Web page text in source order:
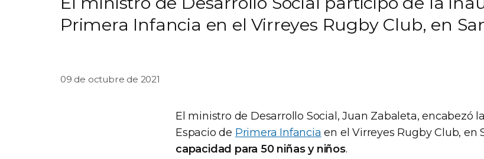
Primera Infancia en el Virreyes Rugby Club, en
09 de octubre de 2021
El ministro de Desarrollo Social, Juan Zabaleta, encabezó
Espacio de Primera Infancia en el Virreyes Rugby Club, en
capacidad para 50 niñas y niños.